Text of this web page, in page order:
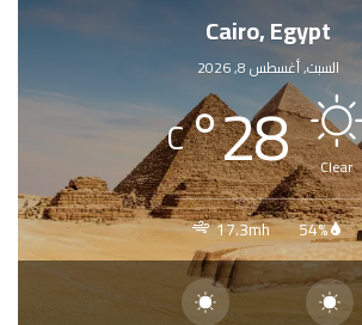
Cairo, Egypt
السبت, أغسطس 8, 2026
Clear
28
°
C
54%
17.3mh